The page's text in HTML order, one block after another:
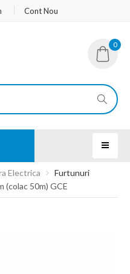
Cont Nou
0
Electrica
Furtunuri
(colac 50m) GCE